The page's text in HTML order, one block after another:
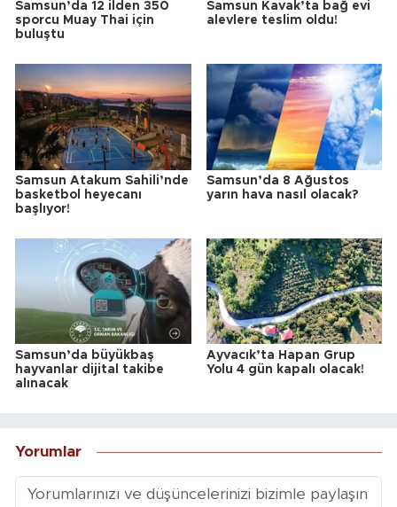
Samsun’da 12 ilden 350
sporcu Muay Thai için
buluştu
Samsun Kavak’ta bağ evi
alevlere teslim oldu!
Samsun Atakum Sahili’nde
basketbol heyecanı
başlıyor!
Samsun’da 8 Ağustos
yarın hava nasıl olacak?
Samsun’da büyükbaş
hayvanlar dijital takibe
alınacak
Ayvacık’ta Hapan Grup
Yolu 4 gün kapalı olacak!
Yorumlar